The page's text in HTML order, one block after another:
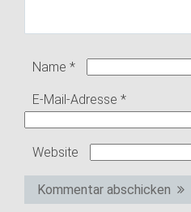
Name *
E-Mail-Adresse *
Website
Kommentar abschicken